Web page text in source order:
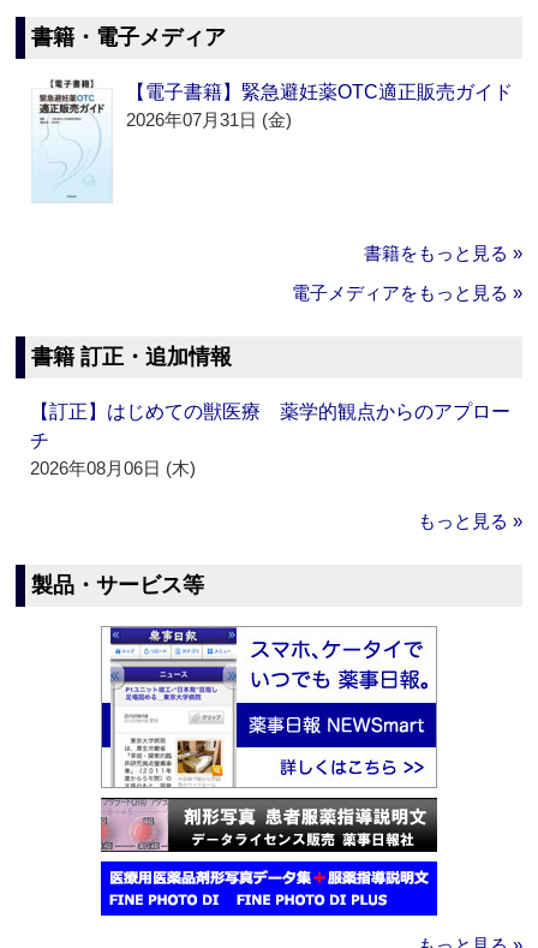
書籍・電子メディア
【電子書籍】緊急避妊薬OTC適正販売ガイド
2026年07月31日 (金)
書籍をもっと見る »
電子メディアをもっと見る »
書籍 訂正・追加情報
【訂正】はじめての獣医療 薬学的観点からのアプロー
チ
2026年08月06日 (木)
もっと見る »
製品・サービス等